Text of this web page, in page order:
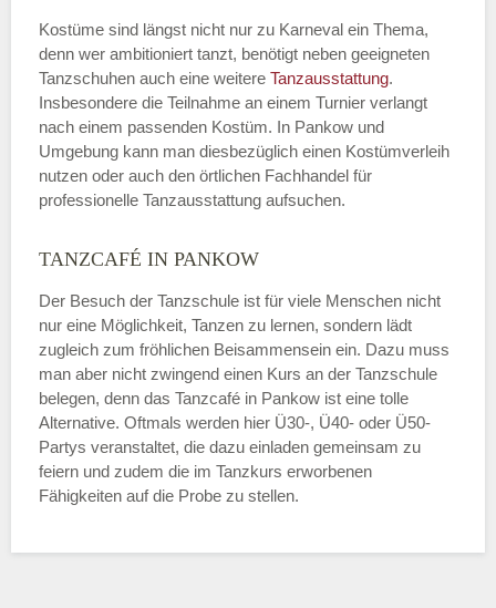
Kostüme sind längst nicht nur zu Karneval ein Thema,
denn wer ambitioniert tanzt, benötigt neben geeigneten
Tanzschuhen auch eine weitere Tanzausstattung.
Insbesondere die Teilnahme an einem Turnier verlangt
nach einem passenden Kostüm. In Pankow und
Umgebung kann man diesbezüglich einen Kostümverleih
nutzen oder auch den örtlichen Fachhandel für
professionelle Tanzausstattung aufsuchen.
TANZCAFÉ IN PANKOW
Der Besuch der Tanzschule ist für viele Menschen nicht
nur eine Möglichkeit, Tanzen zu lernen, sondern lädt
zugleich zum fröhlichen Beisammensein ein. Dazu muss
man aber nicht zwingend einen Kurs an der Tanzschule
belegen, denn das Tanzcafé in Pankow ist eine tolle
Alternative. Oftmals werden hier Ü30-, Ü40- oder Ü50-
Partys veranstaltet, die dazu einladen gemeinsam zu
feiern und zudem die im Tanzkurs erworbenen
Fähigkeiten auf die Probe zu stellen.